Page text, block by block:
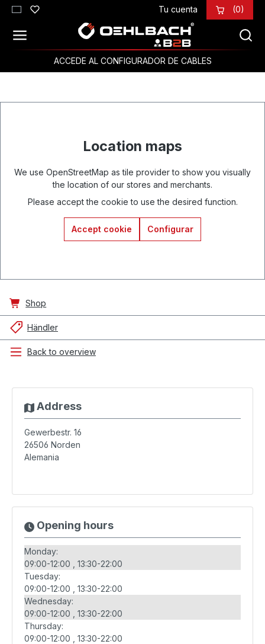
Saltar al contenido principal Tu cuenta (0)
ACCEDE AL CONFIGURADOR DE CABLES
Location maps
We use OpenStreetMap as tile provider to show you visually
the location of our stores and merchants.
Please accept the cookie to use the desired function.
Accept cookie Configurar
Shop
Händler
Back to overview
Address
Gewerbestr. 16
26506 Norden
Alemania
Opening hours
Monday:
09:00-12:00
13:30-22:00
Tuesday:
09:00-12:00
13:30-22:00
Wednesday:
09:00-12:00
13:30-22:00
Thursday:
09:00-12:00
13:30-22:00